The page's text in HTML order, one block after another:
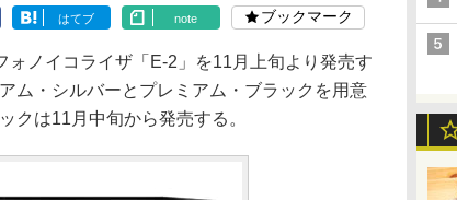
はてブ note ブックマーク
ノイコライザ「E-2」を11月上旬より発売す
ム・シルバーとプレミアム・ブラックを用意
クは11月中旬から発売する。